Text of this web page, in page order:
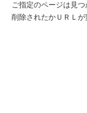
ご指定のページは見つ
削除されたかＵＲＬが